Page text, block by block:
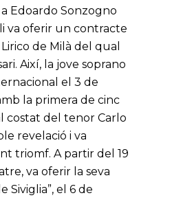
Edoardo Sonzogno
va oferir un contracte
de Milà del qual
Així, la jove soprano
el 3 de
la primera de cinc
costat del tenor Carlo
revelació i va
triomf. A partir del 19
va oferir la seva
Siviglia”, el 6 de